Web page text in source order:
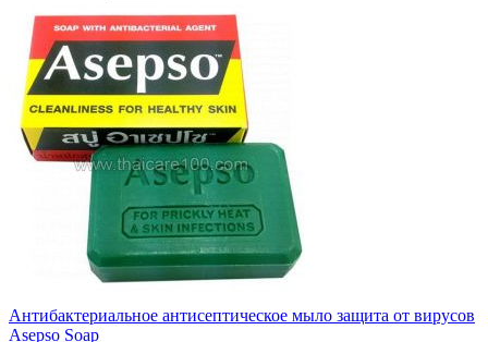
Антибактериальное антисептическое мыло защита от вирусов
Asepso Soap